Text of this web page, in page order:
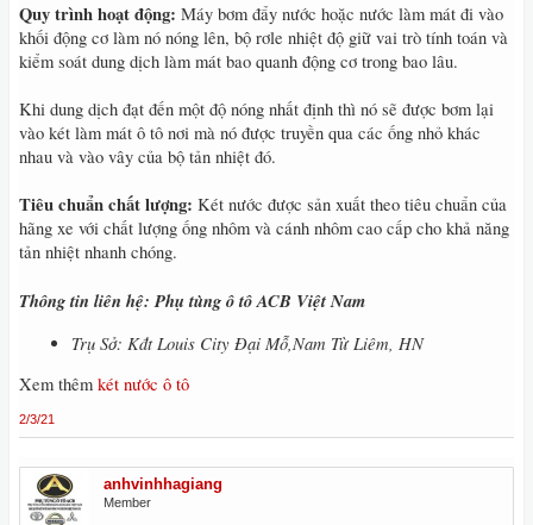
Quy trình hoạt động: Máy bơm đẩy nước hoặc nước làm mát đi vào
khối động cơ làm nó nóng lên, bộ rơle nhiệt độ giữ vai trò tính toán và
kiểm soát dung dịch làm mát bao quanh động cơ trong bao lâu.
Khi dung dịch đạt đến một độ nóng nhất định thì nó sẽ được bơm lại
vào két làm mát ô tô nơi mà nó được truyền qua các ống nhỏ khác
nhau và vào vây của bộ tản nhiệt đó.
Tiêu chuẩn chất lượng: Két nước được sản xuất theo tiêu chuẩn của
hãng xe với chất lượng ống nhôm và cánh nhôm cao cấp cho khả năng
tản nhiệt nhanh chóng.
Thông tin liên hệ: Phụ tùng ô tô ACB Việt Nam
Trụ Sở: Kđt Louis City Đại Mỗ,Nam Từ Liêm, HN
Xem thêm két nước ô tô
2/3/21
anhvinhhagiang
Member